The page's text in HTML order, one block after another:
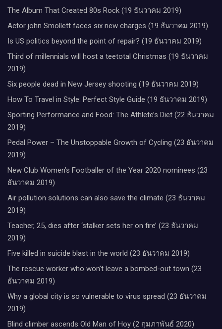
The Album That Created 80s Rock (19 ธันวาคม 2019)
Actor john Smollett faces six new charges (19 ธันวาคม 2019)
Is US politics beyond the point of repair? (19 ธันวาคม 2019)
Third of millennials will host a teetotal Christmas (19 ธันวาคม
2019)
Six people dead in New Jersey shooting (19 ธันวาคม 2019)
How To Travel in Style: Perfect Style Guide (19 ธันวาคม 2019)
Sporting Performance and Food: The Athlete’s Diet (22 ธันวาคม
2019)
Pedal Power – The Unstoppable Growth of Cycling (23 ธันวาคม
2019)
New Club Women’s Footballer of the Year 2020 nominees (23
ธันวาคม 2019)
Air pollution solutions can also save the climate (23 ธันวาคม
2019)
Teacher, 25, dies after ‘stalker sets her on fire’ (23 ธันวาคม
2019)
Five killed in suicide blast in the world (23 ธันวาคม 2019)
The rescue worker who won’t leave a bombed-out town (23
ธันวาคม 2019)
Why a global city is so vulnerable to virus spread (23 ธันวาคม
2019)
Blind climber ascends Old Man of Hoy (2 กุมภาพันธ์ 2020)